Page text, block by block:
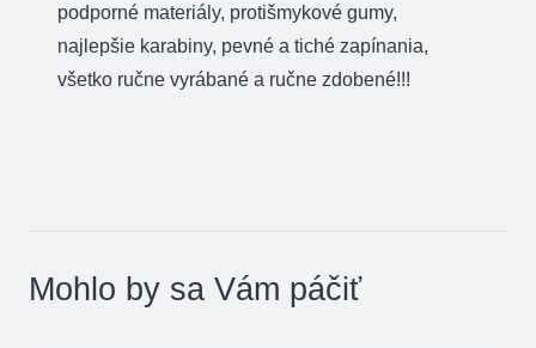
podporné materiály, protišmykové gumy,
najlepšie karabiny, pevné a tiché zapínania,
všetko ručne vyrábané a ručne zdobené!!!
Mohlo by sa Vám páčiť